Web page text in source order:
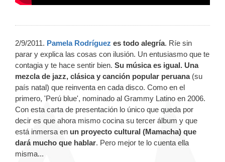
2/9/2011. Pamela Rodríguez es todo alegría. Ríe sin
parar y explica las cosas con ilusión. Un entusiasmo que te
contagia y te hace sentir bien. Su música es igual. Una
mezcla de jazz, clásica y canción popular peruana(su
país natal) que reinventa en cada disco. Como en el
primero, 'Perú blue', nominado al Grammy Latino en 2006.
Con esta carta de presentación lo único que queda por
decir es que ahora mismo cocina su tercer álbum y que
está inmersa en un proyecto cultural (Mamacha) que
dará mucho que hablar. Pero mejor te lo cuenta ella
misma...